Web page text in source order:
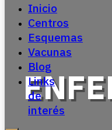
Inicio
Centros
Esquemas
Vacunas
Blog
Links
de
interés